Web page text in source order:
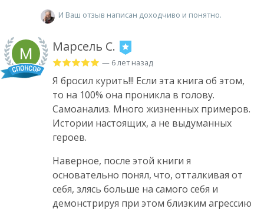
И Ваш отзыв написан доходчиво и понятно.
Марсель С.
— 6 лет назад
Я бросил курить!!! Если эта книга об этом,
то на 100% она проникла в голову.
Самоанализ. Много жизненных примеров.
Истории настоящих, а не выдуманных
героев.
Наверное, после этой книги я
основательно понял, что, отталкивая от
себя, злясь больше на самого себя и
демонстрируя при этом близким агрессию